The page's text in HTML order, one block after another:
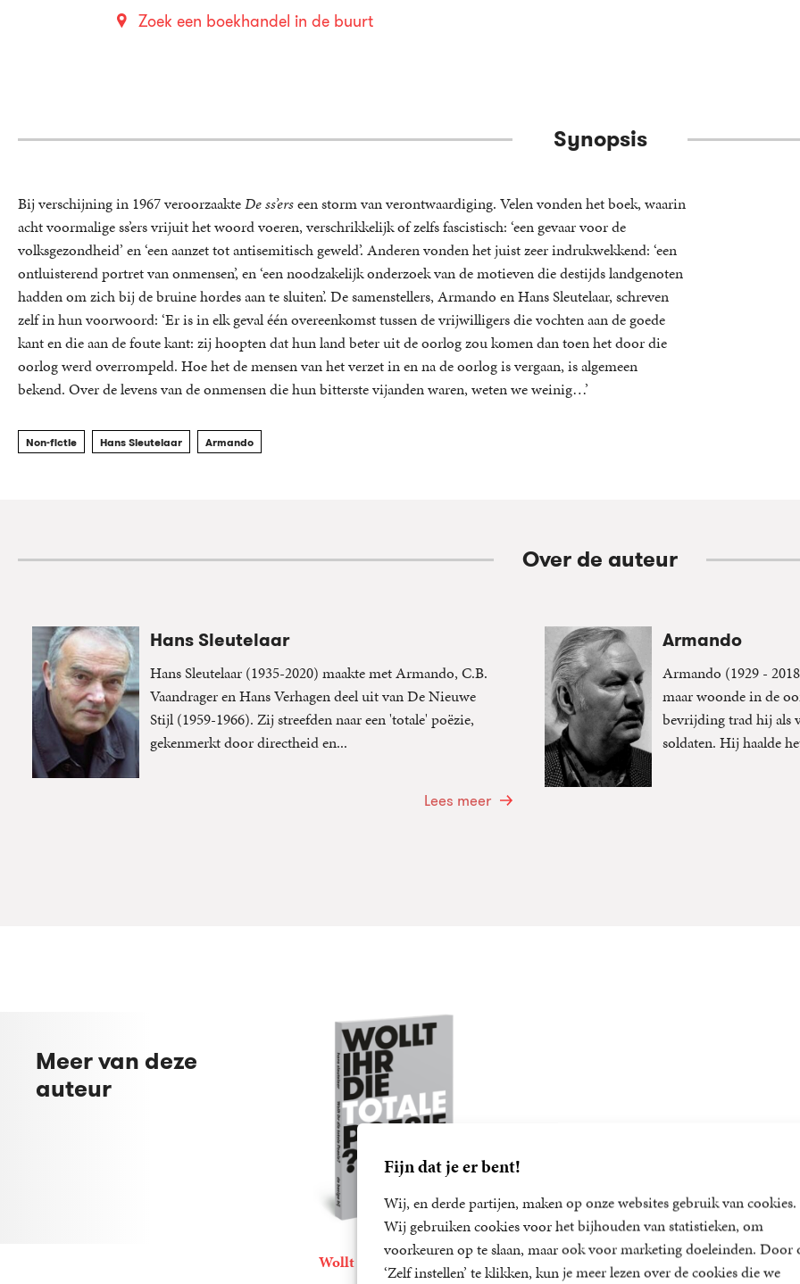
Fijn dat je er bent!
Wij, en derde partijen, maken op onze websites gebruik van cookies.
Wij gebruiken cookies voor het bijhouden van statistieken, om
voorkeuren op te slaan, maar ook voor marketing doeleinden. Door
‘Zelf instellen’ te klikken, kun je meer lezen over de cookies die we
Zoek een boekhandel in de buurt
Synopsis
Bij verschijning in 1967 veroorzaakteDe ss’erseen storm van verontwaardiging. Velen vonden het boek, waarin
acht voormalige ss’ers vrijuit het woord voeren, verschrikkelijk of zelfs fascistisch: ‘een gevaar voor de
volksgezondheid’ en ‘een aanzet tot antisemitisch geweld’. Anderen vonden het juist zeer indrukwekkend: ‘een
ontluisterend portret van onmensen’, en ‘een noodzakelijk onderzoek van de motieven die destijds landgenoten
hadden om zich bij de bruine hordes aan te sluiten’. De samenstellers, Armando en Hans Sleutelaar, schreven
zelf in hun voorwoord: ‘Er is in elk geval één overeenkomst tussen de vrijwilligers die vochten aan de goede
kant en die aan de foute kant: zij hoopten dat hun land beter uit de oorlog zou komen dan toen het door die
oorlog werd overrompeld. Hoe het de mensen van het verzet in en na de oorlog is vergaan, is algemeen
bekend. Over de levens van de onmensen die hun bitterste vijanden waren, weten we weinig…’
Non-fictie Hans Sleutelaar Armando
Over de auteur
Hans Sleutelaar
Hans Sleutelaar (1935-2020) maakte met Armando, C.B.
Vaandrager en Hans Verhagen deel uit van De Nieuwe
Stijl (1959-1966). Zij streefden naar een 'totale' poëzie,
gekenmerkt door directheid en...
Lees meer
Armando
Armando (1929 -
maar woonde in de
bevrijding trad hij als
soldaten. Hij haalde
Meer van deze
auteur
Wollt Ihr die totale